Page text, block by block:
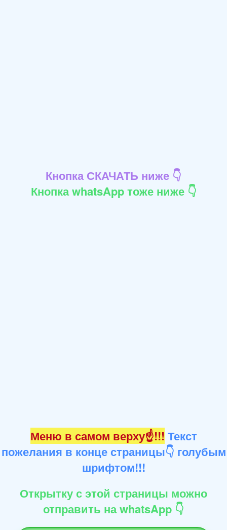
Кнопка СКАЧАТЬ ниже 👇
Кнопка whatsApp тоже ниже 👇
Меню в самом верху☝!!! Текст
пожелания в конце страницы👇 голубым
шрифтом!!!
Открытку с этой страницы можно
отправить на whatsApp 👇